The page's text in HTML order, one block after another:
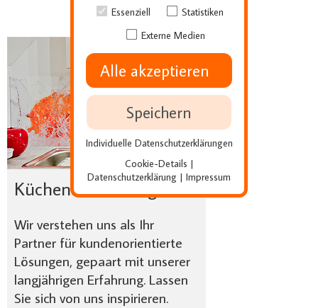
Küchenausstellung
Wir verstehen uns als Ihr
Partner für kundenorientierte
Lösungen, gepaart mit unserer
langjährigen Erfahrung. Lassen
Sie sich von uns inspirieren.
Essenziell
Statistiken
Externe Medien
Alle akzeptieren
Speichern
Individuelle Datenschutzerklärungen
Cookie-Details |
Datenschutzerklärung | Impressum